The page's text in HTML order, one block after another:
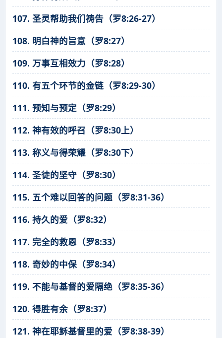
107. 圣灵帮助我们祷告（罗8:26-27）
108. 明白神的旨意（罗8:27）
109. 万事互相效力（罗8:28）
110. 有五个环节的金链（罗8:29-30）
111. 预知与预定（罗8:29）
112. 神有效的呼召（罗8:30上）
113. 称义与得荣耀（罗8:30下）
114. 圣徒的坚守（罗8:30）
115. 五个难以回答的问题（罗8:31-36）
116. 持久的爱（罗8:32）
117. 完全的救恩（罗8:33）
118. 奇妙的中保（罗8:34）
119. 不能与基督的爱隔绝（罗8:35-36）
120. 得胜有余（罗8:37）
121. 神在耶稣基督里的爱（罗8:38-39）